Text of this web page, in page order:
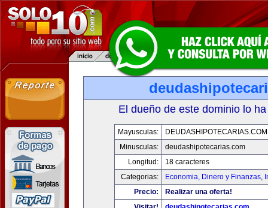
El dueño de este dominio lo
Mayusculas:
DEUDASHIPOTECARIAS.COM
Minusculas:
deudashipotecarias.com
Longitud:
18 caracteres
Categorias:
Economia, Dinero y Finanzas,
Precio:
Realizar una oferta!